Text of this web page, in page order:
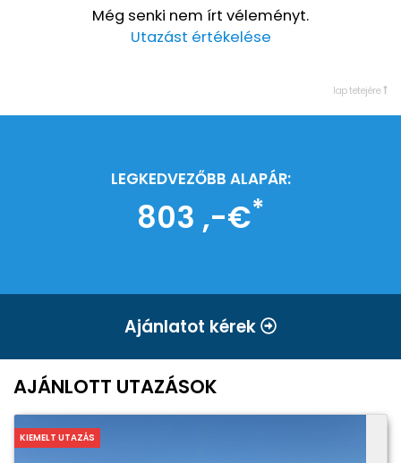
Még senki nem írt véleményt.
Utazást értékelése
lap tetejére
LEGKEDVEZŐBB ALAPÁR:
803 ,-€*
Ajánlatot kérek
AJÁNLOTT UTAZÁSOK
KIEMELT UTAZÁS